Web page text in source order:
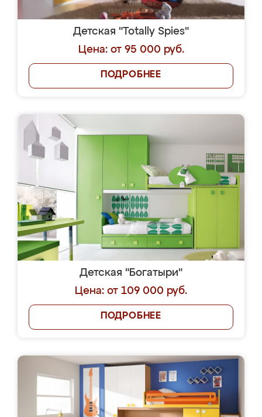
Детская "Totally Spies"
Цена: от 95 000 руб.
ПОДРОБНЕЕ
Детская "Богатыри"
Цена: от 109 000 руб.
ПОДРОБНЕЕ